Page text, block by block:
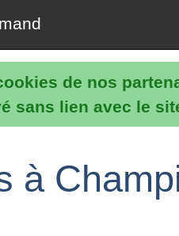
de nos
sans lien avec le
à